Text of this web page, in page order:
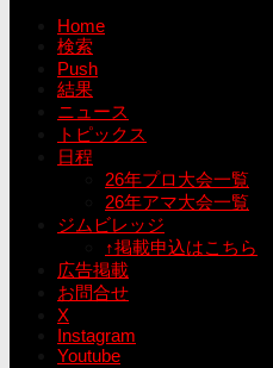
Home
検索
Push
結果
ニュース
トピックス
日程
26年プロ大会一覧
26年アマ大会一覧
ジムビレッジ
↑掲載申込はこちら
広告掲載
お問合せ
X
Instagram
Youtube